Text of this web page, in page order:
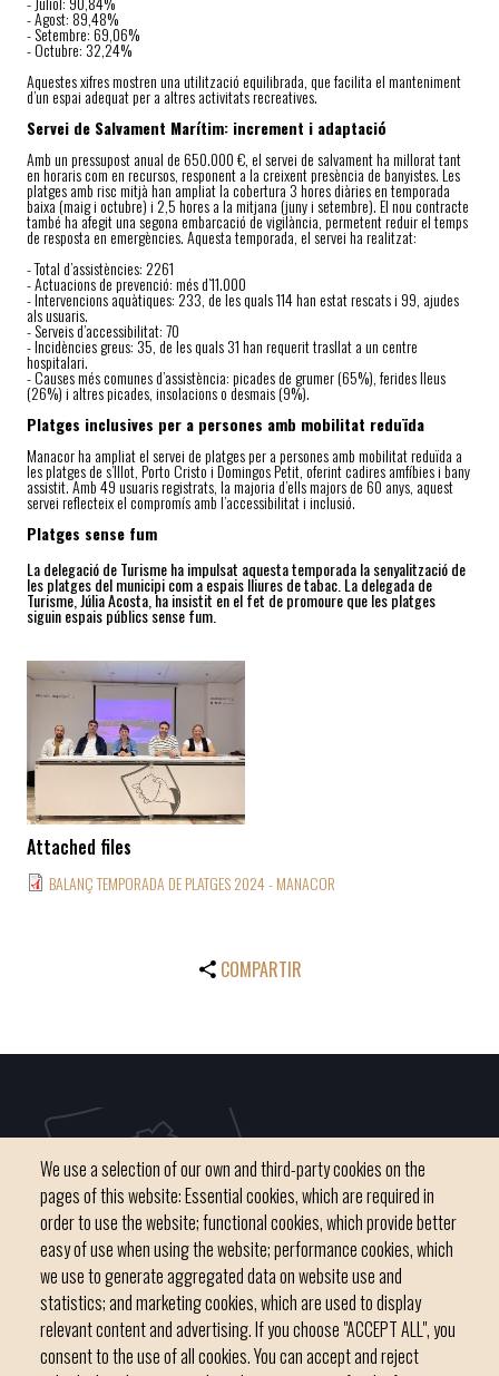
- Agost: 89,48%
- Setembre: 69,06%
- Octubre: 32,24%
Aquestes xifres mostren una utilització equilibrada, que facilita el manteniment
d’un espai adequat per a altres activitats recreatives.
Servei de Salvament Marítim: increment i adaptació
Amb un pressupost anual de 650.000 €, el servei de salvament ha millorat tant
en horaris com en recursos, responent a la creixent presència de banyistes. Les
platges amb risc mitjà han ampliat la cobertura 3 hores diàries en temporada
baixa (maig i octubre) i 2,5 hores a la mitjana (juny i setembre). El nou contracte
també ha afegit una segona embarcació de vigilància, permetent reduir el temps
de resposta en emergències. Aquesta temporada, el servei ha realitzat:
- Total d’assistències: 2261
- Actuacions de prevenció: més d’11.000
- Intervencions aquàtiques: 233, de les quals 114 han estat rescats i 99, ajudes
als usuaris.
- Serveis d’accessibilitat: 70
- Incidències greus: 35, de les quals 31 han requerit trasllat a un centre
hospitalari.
- Causes més comunes d’assistència: picades de grumer (65%), ferides lleus
(26%) i altres picades, insolacions o desmais (9%).
Platges inclusives per a persones amb mobilitat reduïda
Manacor ha ampliat el servei de platges per a persones amb mobilitat reduïda a
les platges de s’Illot, Porto Cristo i Domingos Petit, oferint cadires amfíbies i bany
assistit. Amb 49 usuaris registrats, la majoria d’ells majors de 60 anys, aquest
servei reflecteix el compromís amb l’accessibilitat i inclusió.
Platges sense fum
La delegació de Turisme ha impulsat aquesta temporada la senyalització de
les platges del municipi com a espais lliures de tabac. La delegada de
Turisme, Júlia Acosta, ha insistit en el fet de promoure que les platges
siguin espais públics sense fum.
Attached files
BALANÇ TEMPORADA DE PLATGES 2024 - MANACOR
COMPARTIR
C / del Convent, s/n 07500 Manacor
Phone 971 84 91 00 - CIF: P0703300D
We use a selection of our own and third-party cookies on the
pages of this website: Essential cookies, which are required in
order to use the website; functional cookies, which provide better
easy of use when using the website; performance cookies, which
we use to generate aggregated data on website use and
statistics; and marketing cookies, which are used to display
relevant content and advertising. If you choose "ACCEPT ALL", you
consent to the use of all cookies. You can accept and reject